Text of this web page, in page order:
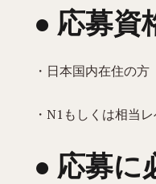
● 応募資
・日本国内在住の方
・N1もしくは相当
● 応募に